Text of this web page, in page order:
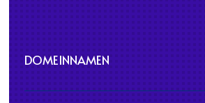
DOMEINNAMEN